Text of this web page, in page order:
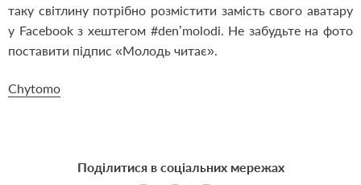
таку світлину потрібно розмістити замість свого аватару
у Facebook з хештегом #den’molodi. Не забудьте на фото
поставити підпис «Молодь читає».
Chytomo
Поділитися в соціальних мережах